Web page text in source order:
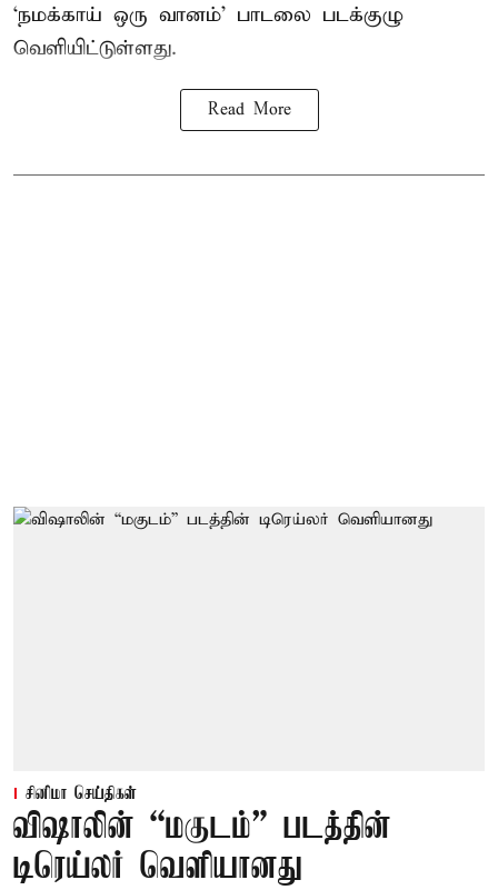
‘நமக்காய் ஒரு வானம்’ பாடலை படக்குழு
வெளியிட்டுள்ளது.
Read More
சினிமா செய்திகள்
விஷாலின் “மகுடம்” படத்தின்
டிரெய்லர் வெளியானது